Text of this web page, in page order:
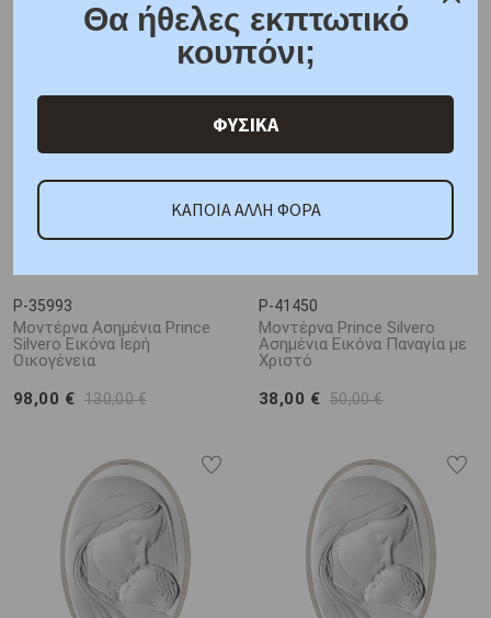
80,00 €
86,00 € 115,00 €
P-35993
Μοντέρνα Ασημένια Prince
Silvero Εικόνα Ιερή
Οικογένεια
98,00 € 130,00 €
P-41450
Μοντέρνα Prince Silvero
Ασημένια Εικόνα Παναγία με
Χριστό
38,00 € 50,00 €
Θα ήθελες εκπτωτικό
κουπόνι;
ΦΥΣΙΚΑ
ΚΑΠΟΙΑ ΑΛΛΗ ΦΟΡΑ